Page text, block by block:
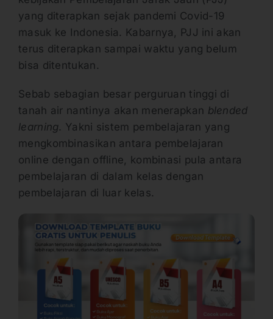
yang diterapkan sejak pandemi Covid-19
masuk ke Indonesia. Kabarnya, PJJ ini akan
terus diterapkan sampai waktu yang belum
bisa ditentukan.
Sebab sebagian besar perguruan tinggi di
tanah air nantinya akan menerapkan blended
learning. Yakni sistem pembelajaran yang
mengkombinasikan antara pembelajaran
online dengan offline, kombinasi pula antara
pembelajaran di dalam kelas dengan
pembelajaran di luar kelas.